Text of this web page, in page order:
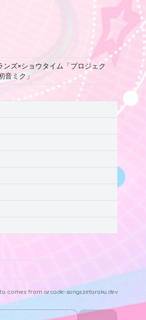
ズ×ショウタイム「プロジェク
ミク」
comes from arcade-songs.zetaraku.dev